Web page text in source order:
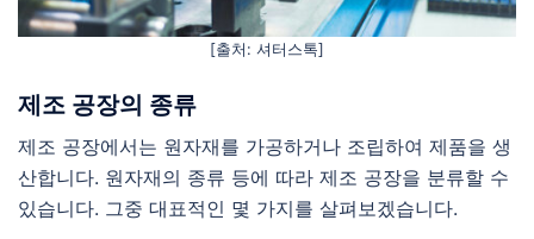
[출처: 셔터스톡]
제조 공장의 종류
제조 공장에서는 원자재를 가공하거나 조립하여 제품을 생
산합니다. 원자재의 종류 등에 따라 제조 공장을 분류할 수
있습니다. 그중 대표적인 몇 가지를 살펴보겠습니다.